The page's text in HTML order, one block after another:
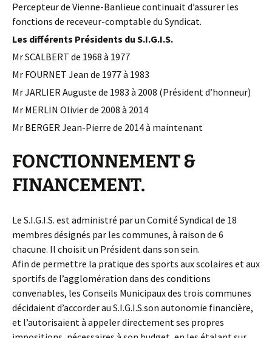
Percepteur de Vienne-Banlieue continuait d’assurer les
fonctions de receveur-comptable du Syndicat.
Les différents Présidents du S.I.G.I.S.
Mr SCALBERT de 1968 à 1977
Mr FOURNET Jean de 1977 à 1983
Mr JARLIER Auguste de 1983 à 2008 (Président d’honneur)
Mr MERLIN Olivier de 2008 à 2014
Mr BERGER Jean-Pierre de 2014 à maintenant
FONCTIONNEMENT &
FINANCEMENT.
Le S.I.G.I.S. est administré par un Comité Syndical de 18
membres désignés par les communes, à raison de 6
chacune. Il choisit un Président dans son sein.
Afin de permettre la pratique des sports aux scolaires et aux
sportifs de l’agglomération dans des conditions
convenables, les Conseils Municipaux des trois communes
décidaient d’accorder au S.I.G.I.S.son autonomie financière,
et l’autorisaient à appeler directement ses propres